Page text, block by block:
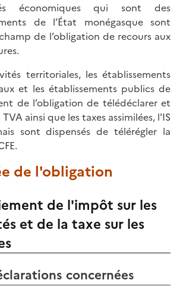
économiques qui sont des
de l’État monégasque sont
de l’obligation de recours aux
territoriales, les établissements
et les établissements publics de
de l’obligation de télédéclarer et
ainsi que les taxes assimilées, l'IS
sont dispensés de télérégler la
de l'obligation
de l'impôt sur les
et de la taxe sur les
concernées